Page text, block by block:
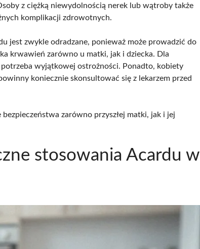
z ciężką niewydolnością nerek lub wątroby także
komplikacji zdrowotnych.
jest zwykle odradzane, ponieważ może prowadzić do
krwawień zarówno u matki, jak i dziecka. Dla
wyjątkowej ostrożności. Ponadto, kobiety
koniecznie skonsultować się z lekarzem przed
zarówno przyszłej matki, jak i jej
stosowania Acardu w